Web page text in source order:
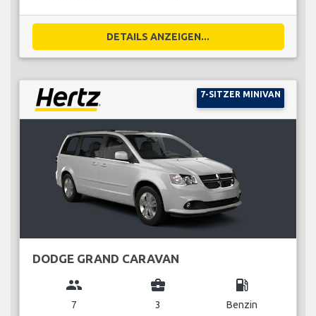
DETAILS ANZEIGEN...
7-SITZER MINIVAN
DODGE GRAND CARAVAN
group
7
business_center
3
local_gas_station
Benzin